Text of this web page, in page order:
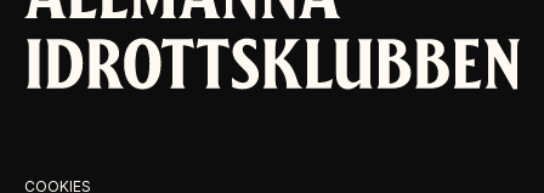
COOKIES